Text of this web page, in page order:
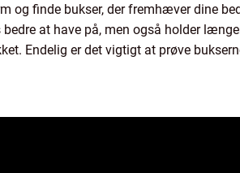
og finde bukser, der fremhæver dine
at have på, men også holder
Endelig er det vigtigt at prøve